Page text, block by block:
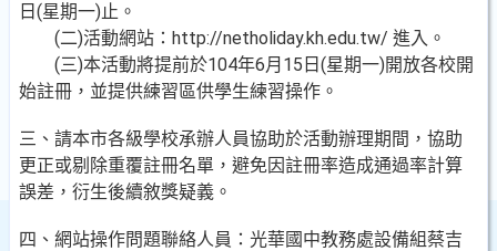
日(星期一)止。
(二)活動網站：http://netholiday.kh.edu.tw/ 進入。
(三)本活動將提前於104年6月15日(星期一)開放各校開
始註冊，並提供練習區供學生練習操作。
三、請本市各級學校承辦人員協助於活動辦理期間，協助
更正或剔除重覆註冊名單，避免因註冊率造成通過率計算
誤差，衍生後續敘獎疑義。
四、網站操作問題聯絡人員：光華國中教務處設備組蔡吉